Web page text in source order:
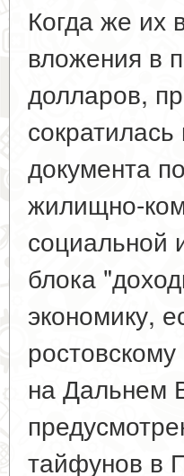
Когда же их
вложения в
долларов,
документа
жилищно-
социальной
блока
экономику,
на Дальнем
тайфунов в